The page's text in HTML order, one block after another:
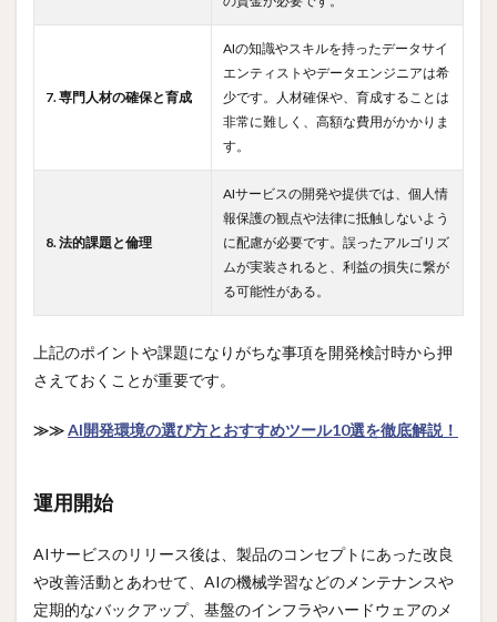
7. 専門人材の確保と育成
AIの知識やスキルを持ったデータサイ
エンティストやデータエンジニアは希
少です。人材確保や、育成することは
非常に難しく、高額な費用がかかりま
す。
8. 法的課題と倫理
AIサービスの開発や提供では、個人情
報保護の観点や法律に抵触しないよう
に配慮が必要です。誤ったアルゴリズ
ムが実装されると、利益の損失に繋が
る可能性がある。
上記のポイントや課題になりがちな事項を開発検討時から押
さえておくことが重要です。
≫≫AI開発環境の選び方とおすすめツール10選を徹底解説！
運用開始
AIサービスのリリース後は、製品のコンセプトにあった改良
や改善活動とあわせて、AIの機械学習などのメンテナンスや
定期的なバックアップ、基盤のインフラやハードウェアのメ